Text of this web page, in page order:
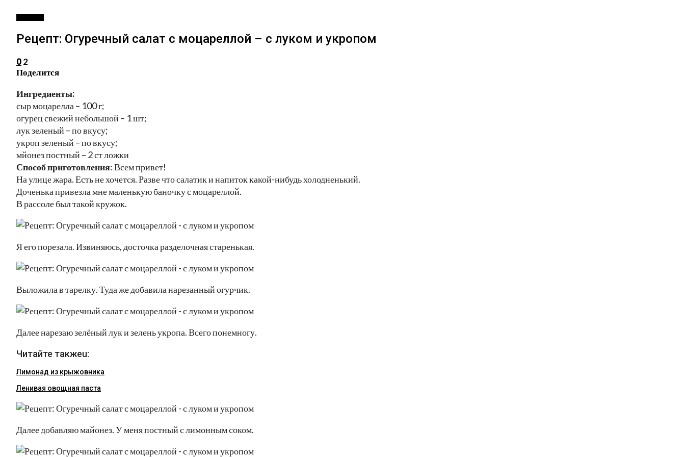
Рецепт: Огуречный салат с моцареллой – с луком и укропом
0 2
Поделится
Ингредиенты:
сыр моцарелла – 100 г;
огурец свежий небольшой – 1 шт;
лук зеленый – по вкусу;
укроп зеленый – по вкусу;
мйонез постный – 2 ст ложки
Способ приготовления: Всем привет!
На улице жара. Есть не хочется. Разве что салатик и напиток какой-нибудь холодненький.
Доченька привезла мне маленькую баночку с моцареллой.
В рассоле был такой кружок.
Я его порезала. Извиняюсь, досточка разделочная старенькая.
Выложила в тарелку. Туда же добавила нарезанный огурчик.
Далее нарезаю зелёный лук и зелень укропа. Всего понемногу.
Читайте такжеu:
Лимонад из крыжовника
Ленивая овощная паста
Далее добавляю майонез. У меня постный с лимонным соком.